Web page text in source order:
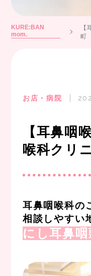
KURE:BAN
mom.
【
町
お店・病院
【耳鼻咽
喉科クリ
耳鼻咽喉科の
相談しやすい
にし耳鼻